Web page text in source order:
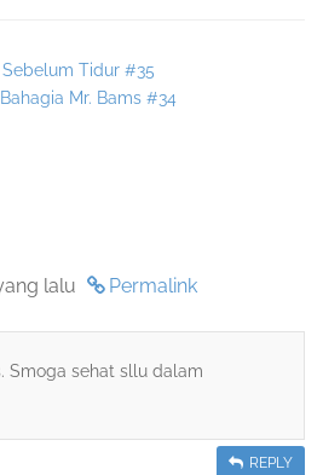
Tidur #35
Mr. Bams #34
lalu
Permalink
Smoga sehat sllu dalam
REPLY